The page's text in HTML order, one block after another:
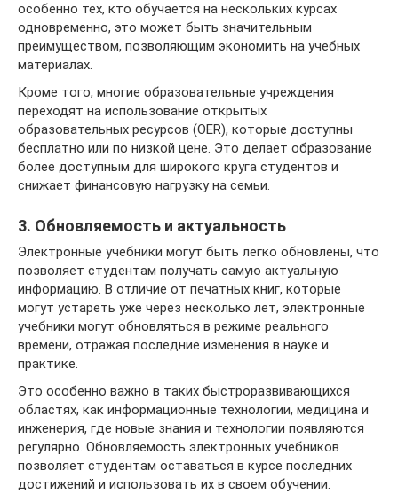
особенно тех, кто обучается на нескольких курсах
одновременно, это может быть значительным
преимуществом, позволяющим экономить на учебных
материалах.
Кроме того, многие образовательные учреждения
переходят на использование открытых
образовательных ресурсов (OER), которые доступны
бесплатно или по низкой цене. Это делает образование
более доступным для широкого круга студентов и
снижает финансовую нагрузку на семьи.
3. Обновляемость и актуальность
Электронные учебники могут быть легко обновлены, что
позволяет студентам получать самую актуальную
информацию. В отличие от печатных книг, которые
могут устареть уже через несколько лет, электронные
учебники могут обновляться в режиме реального
времени, отражая последние изменения в науке и
практике.
Это особенно важно в таких быстроразвивающихся
областях, как информационные технологии, медицина и
инженерия, где новые знания и технологии появляются
регулярно. Обновляемость электронных учебников
позволяет студентам оставаться в курсе последних
достижений и использовать их в своем обучении.